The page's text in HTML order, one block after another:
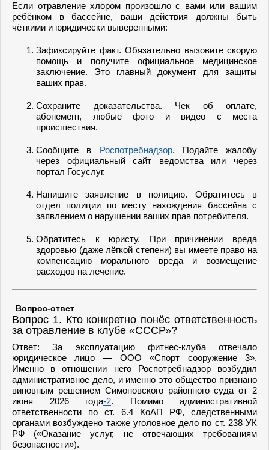
Если отравление хлором произошло с вами или вашим
ребёнком в бассейне, ваши действия должны быть
чёткими и юридически выверенными:
Зафиксируйте факт. Обязательно вызовите скорую
помощь и получите официальное медицинское
заключение. Это главный документ для защиты
ваших прав.
Сохраните доказательства. Чек об оплате,
абонемент, любые фото и видео с места
происшествия.
Сообщите в Роспотребнадзор. Подайте жалобу
через официальный сайт ведомства или через
портал Госуслуг.
Напишите заявление в полицию. Обратитесь в
отдел полиции по месту нахождения бассейна с
заявлением о нарушении ваших прав потребителя.
Обратитесь к юристу. При причинении вреда
здоровью (даже лёгкой степени) вы имеете право на
компенсацию морального вреда и возмещение
расходов на лечение.
Вопрос-ответ
Вопрос 1. Кто конкретно понёс ответственность
за отравление в клубе «СССР»?
Ответ: За эксплуатацию фитнес-клуба отвечало
юридическое лицо — ООО «Спорт сооружение 3».
Именно в отношении него Роспотребнадзор возбудил
административное дело, и именно это общество признано
виновным решением Симоновского районного суда от 2
июня 2026 года-2. Помимо административной
ответственности по ст. 6.4 КоАП РФ, следственными
органами возбуждено также уголовное дело по ст. 238 УК
РФ («Оказание услуг, не отвечающих требованиям
безопасности»).